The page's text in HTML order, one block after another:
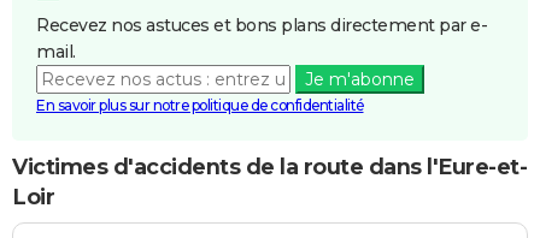
Recevez nos astuces et bons plans directement par e-
mail.
Je m'abonne
En savoir plus sur notre politique de confidentialité
Victimes d'accidents de la route dans l'Eure-et-
Loir